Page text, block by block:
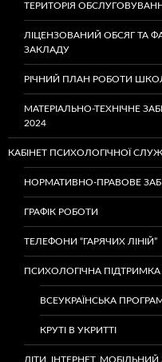
ТЕРИТОРІЯ
ЛІЦЕНЗОВАНИЙ ОБСЯГ ТА
ЗАКЛАДУ
РІЧНИЙ ПЛАН РОБОТИ
МАТЕРІАЛЬНО-ТЕХНІЧНЕ
2024
КАБІНЕТ ПСИХОЛОГІЧНОЇ
НОРМАТИВНО-ПРАВОВЕ
ГРАФІК РОБОТИ
ТЕЛЕФОНИ “ГАРЯЧИХ ЛІНІЙ”
ПСИХОЛОГІЧНА
ВСЕУКРАЇНСЬКА
КРУТІ В УКРИТТІ
ДІТИ. ІНТЕРНЕТ. МОБІЛЬНИЙ